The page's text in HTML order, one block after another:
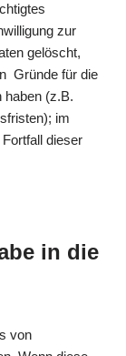
zur
gelöscht,
Gründe für die
haben (z.B.
im
dieser
in die
von